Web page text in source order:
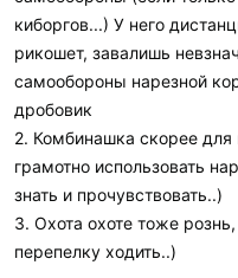
киборгов...) У него
рикошет, завалишь
самообороны нарезной
дробовик
2. Комбинашка скорее
грамотно использовать
знать и прочувствовать..)
3. Охота охоте тоже
перепелку ходить..)